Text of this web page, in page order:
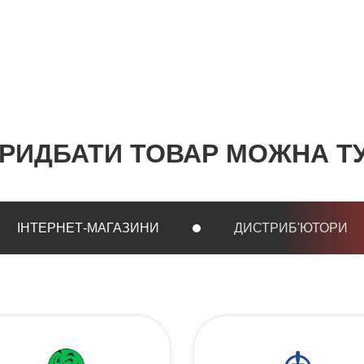
ТОВАР МОЖНА
ІНТЕРНЕТ-МАГАЗИНИ ДИСТРИБ'ЮТОРИ